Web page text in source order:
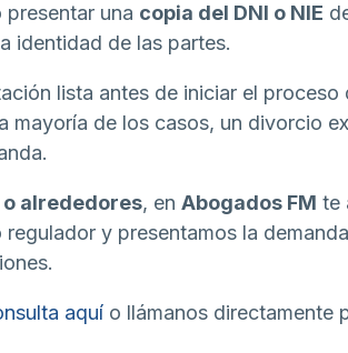
presentar una copia del DNI o NIE
identidad de las partes.
lista antes de iniciar el
mayoría de los casos, un divorcio
alrededores, en Abogados FM te
y presentamos la
aquío llámanos directamente